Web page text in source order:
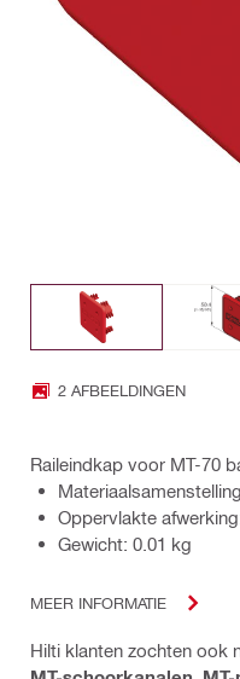
2 AFBEELDINGEN
Raileindkap voor MT-70
Oppervlakte
Gewicht: 0.01 kg
MEER INFORMATIE
Hilti klanten zochten ook